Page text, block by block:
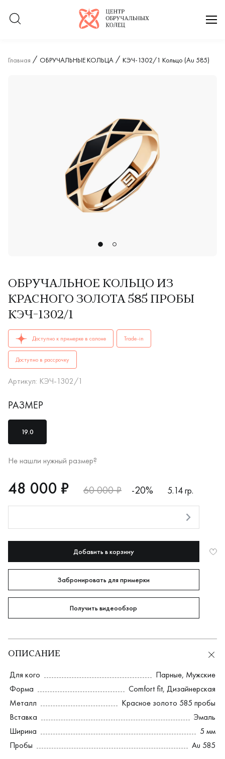
Логотип компании
Главная ОБРУЧАЛЬНЫЕ КОЛЬЦА КЭЧ-1302/1 Кольцо (Au 585)
ОБРУЧАЛЬНОЕ КОЛЬЦО ИЗ
КРАСНОГО ЗОЛОТА 585 ПРОБЫ
КЭЧ-1302/1
ОБРУЧАЛЬНЫЕ КОЛЬЦА мужские, парные КЭЧ-1302/1 AU
Доступно к примерке в салоне Trade-in
Доступно в рассрочку
Артикул: КЭЧ-1302/1
РАЗМЕР
19.0
Не нашли нужный размер?
RUB
48000
48 000 ₽ 60 000 ₽ -20%
5.14 гр.
Добавить в корзину
Забронировать для примерки
Получить видеообзор
ОПИСАНИЕ
Для кого Парные, Мужские
Форма
Comfort fit, Дизайнерская
Металл
Красное золото 585 пробы
Вставка
Эмаль
Ширина
5 мм
Пробы
Au 585